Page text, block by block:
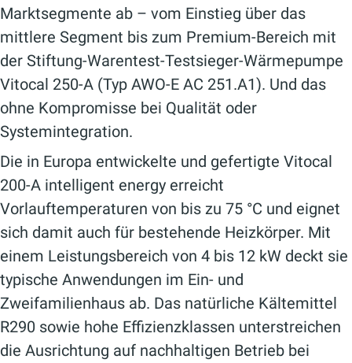
Marktsegmente ab – vom Einstieg über das
mittlere Segment bis zum Premium-Bereich mit
der Stiftung-Warentest-Testsieger-Wärmepumpe
Vitocal 250-A (Typ AWO-E AC 251.A1). Und das
ohne Kompromisse bei Qualität oder
Systemintegration.
Die in Europa entwickelte und gefertigte Vitocal
200-A intelligent energy erreicht
Vorlauftemperaturen von bis zu 75 °C und eignet
sich damit auch für bestehende Heizkörper. Mit
einem Leistungsbereich von 4 bis 12 kW deckt sie
typische Anwendungen im Ein- und
Zweifamilienhaus ab. Das natürliche Kältemittel
R290 sowie hohe Effizienzklassen unterstreichen
die Ausrichtung auf nachhaltigen Betrieb bei